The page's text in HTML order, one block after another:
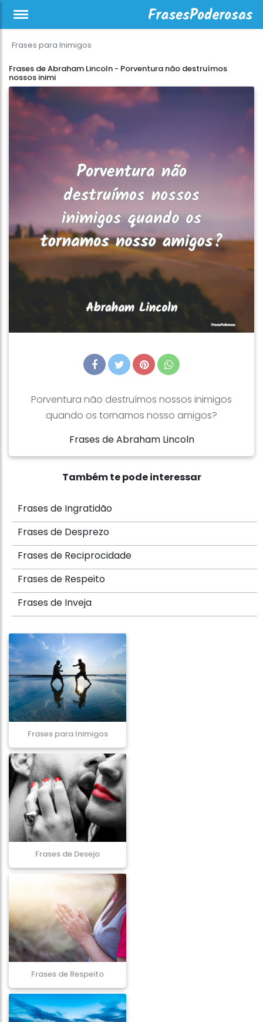
Frases para Inimigos
Frases de Abraham Lincoln - Porventura não destruímos
nossos inimi
Porventura não destruímos nossos inimigos
quando os tornamos nosso amigos?
Frases de Abraham Lincoln
Também te pode interessar
Frases de Ingratidão
Frases de Desprezo
Frases de Reciprocidade
Frases de Respeito
Frases de Inveja
Frases para Inimigos
Frases de Desejo
Frases de Respeito